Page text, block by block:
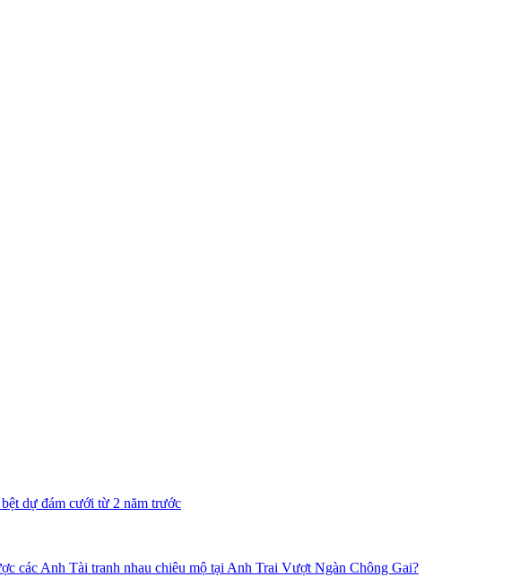
dự đám cưới từ 2 năm trước
các Anh Tài tranh nhau chiêu mộ tại Anh Trai Vượt Ngàn Chông Gai?